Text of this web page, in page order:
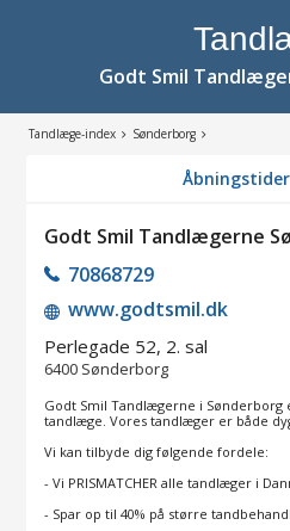
Godt Smil
Tandlæge-index Sønderborg
Åbningstider
Godt Smil Tandlægerne
70868729
www.godtsmil.dk
Perlegade 52, 2. sal
6400 Sønderborg
Godt Smil Tandlægerne i Sønderborg
tandlæge. Vores tandlæger er både
Vi kan tilbyde dig følgende fordele:
- Vi PRISMATCHER alle tandlæger i
- Spar op til 40% på større